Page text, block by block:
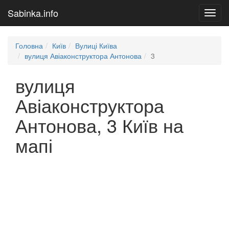
Sabinka.info
Головна Київ
Вулиці Київа
вулиця Авіаконструктора Антонова
3
вулиця
Авіаконструктора
Антонова, 3 Київ на
мапі